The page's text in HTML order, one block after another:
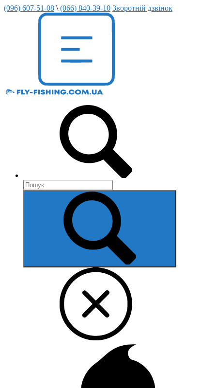
(096) 607-51-08 \ (066) 840-39-10 Зворотній дзвінок